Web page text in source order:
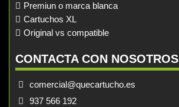
Premiun o marca blanca
Cartuchos XL
Original vs compatible
CONTACTA CON NOSOTROS
comercial@quecartucho.es
937 566 192